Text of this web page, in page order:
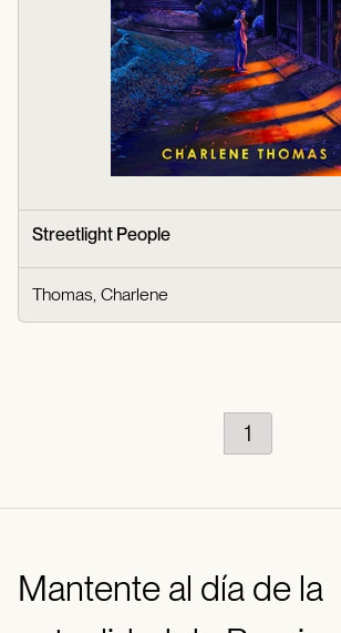
Streetlight People
Thomas, Charlene
1
Mantente al día de la